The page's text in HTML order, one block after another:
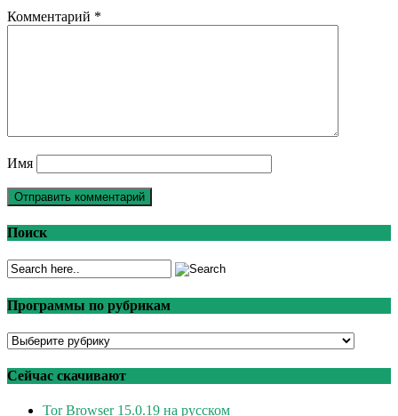
Комментарий *
Имя
Поиск
Программы по рубрикам
Программы
рубрикам
Сейчас скачивают
Tor Browser 15.0.19 на русском